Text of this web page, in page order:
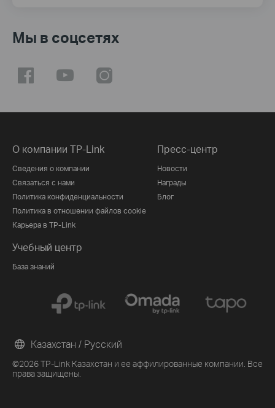
Мы в соцсетях
О компании TP-Link
Сведения о компании
Связаться с нами
Политика конфиденциальности
Политика в отношении файлов cookie
Карьера в TP-Link
Пресс-центр
Новости
Награды
Блог
Учебный центр
База знаний
©2026 TP-Link Казахстан и ее аффилированные компании. Все
права защищены.
Казахстан / Русский